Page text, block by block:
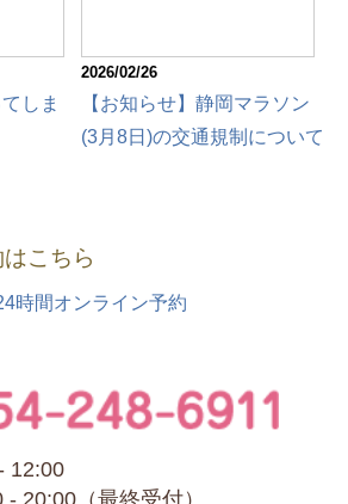
しま
2026/02/26
【お知らせ】静岡マラソン
(3月8日)の交通規制について
こちら
12:00